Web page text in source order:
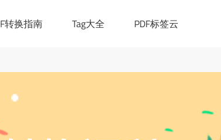
ask.pdf365.cn/converter/"; }
转换指南 Tag大全 PDF标签云